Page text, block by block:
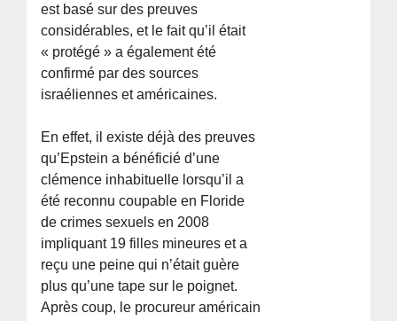
est basé sur des preuves
considérables, et le fait qu’il était
« protégé » a également été
confirmé par des sources
israéliennes et américaines.
En effet, il existe déjà des preuves
qu’Epstein a bénéficié d’une
clémence inhabituelle lorsqu’il a
été reconnu coupable en Floride
de crimes sexuels en 2008
impliquant 19 filles mineures et a
reçu une peine qui n’était guère
plus qu’une tape sur le poignet.
Après coup, le procureur américain